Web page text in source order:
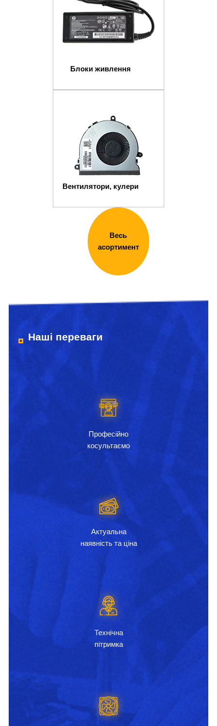
Блоки живлення
Вентилятори, кулери
Весь
асортимент
Наші переваги
Професійно
косультаємо
Актуальна
наявність та ціна
Технічна
пітримка